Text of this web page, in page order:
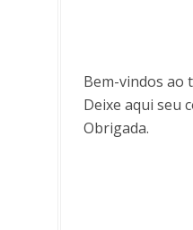
Bem-vindos ao
Deixe aqui seu
Obrigada.